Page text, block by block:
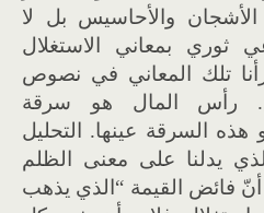
والأحاسيس بل لا
ثوري بمعاني الاستغلال
تلك المعاني في نصوص
رأس المال هو سرقة
السرقة عينها. التحليل
يدلنا على معنى الظلم
أنّ فائض القيمة “الذي يذهب